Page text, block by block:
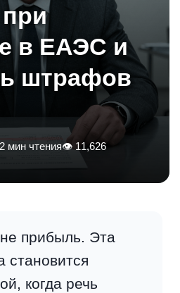
в ЕАЭС и
штрафов
мин чтения👁 11,626
прибыль. Эта
становится
когда речь